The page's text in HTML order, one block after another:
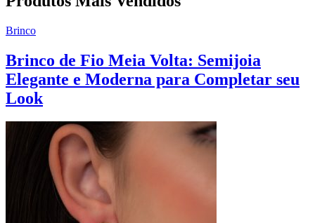
Brinco
Brinco de Fio Meia Volta: Semijoia
Elegante e Moderna para Completar seu
Look